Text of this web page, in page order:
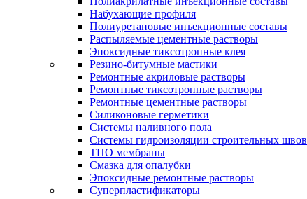
Набухающие профиля
Полиуретановые инъекционные составы
Распыляемые цементные растворы
Эпоксидные тиксотропные клея
Резино-битумные мастики
Ремонтные акриловые растворы
Ремонтные тиксотропные растворы
Ремонтные цементные растворы
Силиконовые герметики
Системы наливного пола
Системы гидроизоляции строительных швов
ТПО мембраны
Смазка для опалубки
Эпоксидные ремонтные растворы
Суперпластификаторы